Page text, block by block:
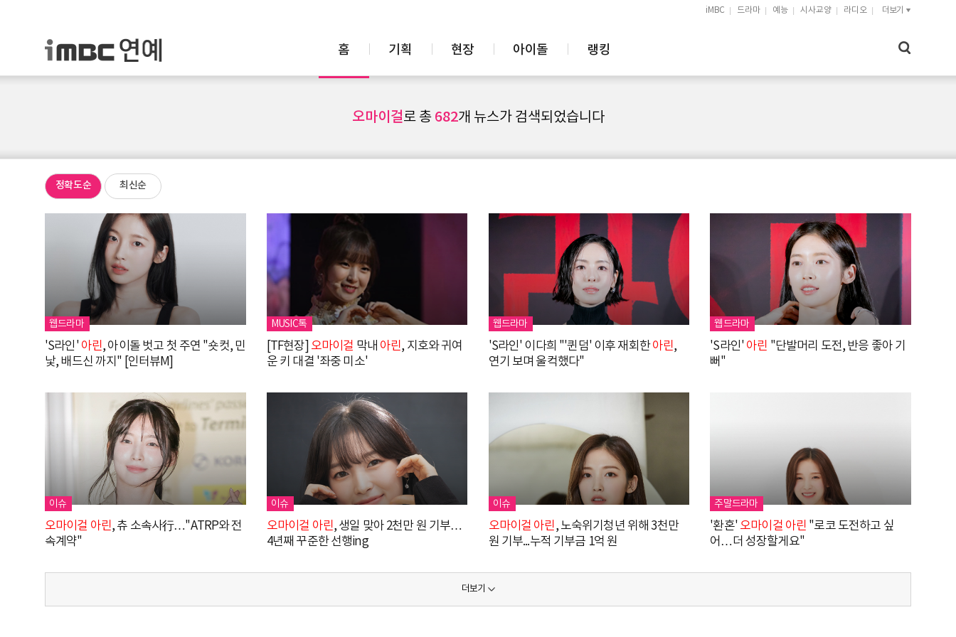
iMBC 드라마 예능 시사교양 라디오 더보기
홈 기획 현장 아이돌 랭킹
오마이걸로 총 682개 뉴스가 검색되었습니다
정확도순 최신순
웹드라마
'S라인' 아린, 아이돌 벗고 첫 주연 "숏컷, 민
낯, 배드신 까지" [인터뷰M]
MUSIC톡
[TF현장] 오마이걸 막내 아린, 지호와 귀여
운 키 대결 '좌중 미소'
웹드라마
'S라인' 이다희 "'퀸덤' 이후 재회한아린,
연기 보며 울컥했다"
웹드라마
'S라인' 아린 "단발머리 도전, 반응 좋아 기
뻐"
이슈
오마이걸 아린, 츄 소속사行…"ATRP와 전
속계약"
이슈
오마이걸 아린, 생일 맞아 2천만 원 기부…
4년째 꾸준한 선행ing
이슈
오마이걸 아린, 노숙위기청년 위해 3천만
원 기부...누적 기부금 1억 원
주말드라마
'환혼' 오마이걸 아린 "로코 도전하고 싶
어…더 성장할게요"
더보기